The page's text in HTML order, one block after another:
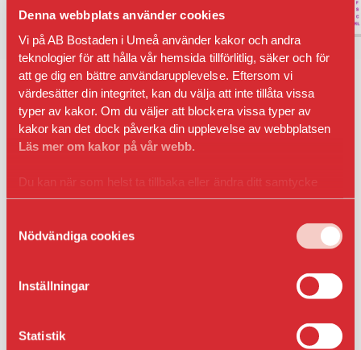
Denna webbplats använder cookies
Vi på AB Bostaden i Umeå använder kakor och andra
teknologier för att hålla vår hemsida tillförlitlig, säker och för
att ge dig en bättre användarupplevelse. Eftersom vi
värdesätter din integritet, kan du välja att inte tillåta vissa
typer av kakor. Om du väljer att blockera vissa typer av
kakor kan det dock påverka din upplevelse av webbplatsen
Läs mer om kakor på vår webb.
Du kan när som helst ta tillbaka eller ändra ditt samtycke
genom att klicka på ikonen i det nedre vänsta hörnet
Nödvändiga cookies
Inställningar
Statistik
Bilplatsen har löpande årsavtal, uppsägning enligt
1320W eluttag för motorvärmare, timer- och
Parkeringsplats utan tak.